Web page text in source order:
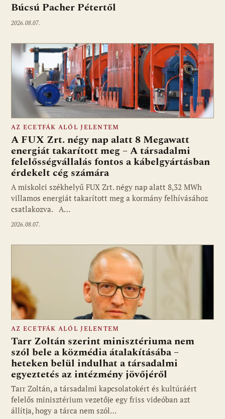
Búcsú Pacher Pétertől
2026.08.07.
AZ ECETFÁK ALÓL JELENTEM
A FUX Zrt. négy nap alatt 8 Megawatt
energiát takarított meg – A társadalmi
felelősségvállalás fontos a kábelgyártásban
érdekelt cég számára
A miskolci székhelyű FUX Zrt. négy nap alatt 8,32 MWh
villamos energiát takarított meg a kormány felhívásához
csatlakozva. A…
2026.08.07.
Fotó: media1.hu
AZ ECETFÁK ALÓL JELENTEM
Tarr Zoltán szerint minisztériuma nem
szól bele a közmédia átalakításába –
heteken belül indulhat a társadalmi
egyeztetés az intézmény jövőjéről
Tarr Zoltán, a társadalmi kapcsolatokért és kultúráért
felelős minisztérium vezetője egy friss videóban azt
állítja, hogy a tárca nem szól…